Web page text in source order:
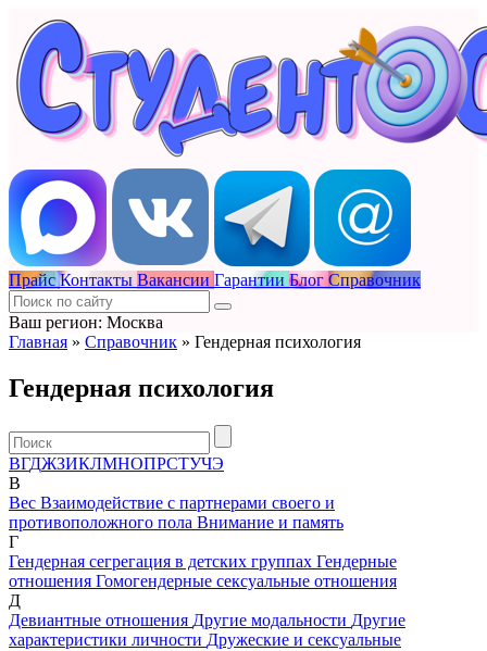
Прайс Контакты Вакансии Гарантии Блог Справочник
Ваш регион: Москва
Главная » Справочник » Гендерная психология
Гендерная психология
ВГДЖЗИКЛМНОПРСТУЧЭ
В
Вес Взаимодействие с партнерами своего и
противоположного пола Внимание и память
Г
Гендерная сегрегация в детских группах Гендерные
отношения Гомогендерные сексуальные отношения
Д
Девиантные отношения Другие модальности Другие
характеристики личности Дружеские и сексуальные